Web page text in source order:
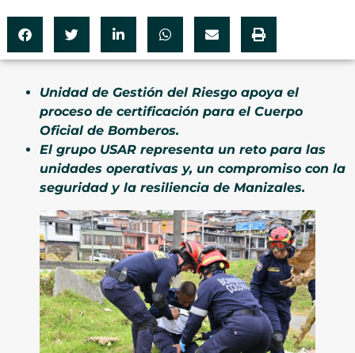
Unidad de Gestión del Riesgo apoya el
proceso de certificación para el Cuerpo
Oficial de Bomberos.
El grupo USAR representa un reto para las
unidades operativas y, un compromiso con la
seguridad y la resiliencia de Manizales.